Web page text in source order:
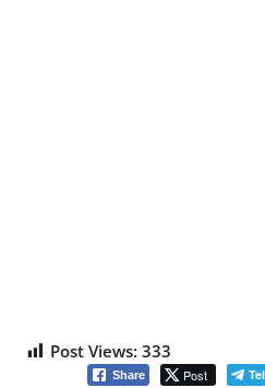
Post Views: 333
Share Post